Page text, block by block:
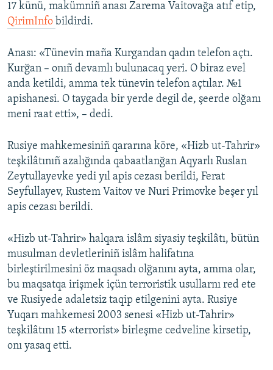
17 künü, makümniñ anası Zarema Vaitovağa atıf etip,
QirimInfo bildirdi.
Anası: «Tünevin maña Kurgandan qadın telefon açtı.
Kurğan – onıñ devamlı bulunacaq yeri. O biraz evel
anda ketildi, amma tek tünevin telefon açtılar. №1
apishanesi. O taygada bir yerde degil de, şeerde olğanı
meni raat etti», – dedi.
Rusiye mahkemesiniñ qararına köre, «Hizb ut-Tahrir»
teşkilâtınıñ azalığında qabaatlanğan Aqyarlı Ruslan
Zeytullayevke yedi yıl apis cezası berildi, Ferat
Seyfullayev, Rustem Vaitov ve Nuri Primovke beşer yıl
apis cezası berildi.
«Hizb ut-Tahrir» halqara islâm siyasiy teşkilâtı, bütün
musulman devletleriniñ islâm halifatına
birleştirilmesini öz maqsadı olğanını ayta, amma olar,
bu maqsatqa irişmek içün terroristik usullarnı red ete
ve Rusiyede adaletsiz taqip etilgenini ayta. Rusiye
Yuqarı mahkemesi 2003 senesi «Hizb ut-Tahrir»
teşkilâtını 15 «terrorist» birleşme cedveline kirsetip,
onı yasaq etti.